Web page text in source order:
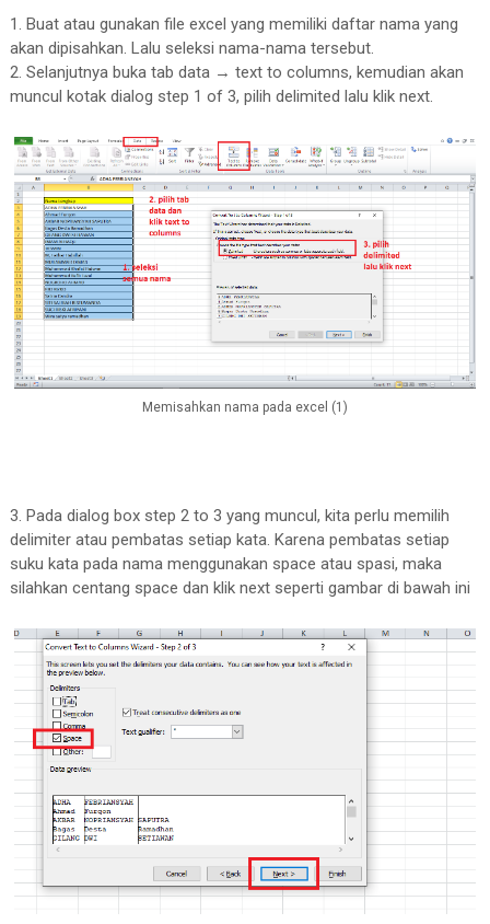
1. Buat atau gunakan file excel yang memiliki daftar nama yang
akan dipisahkan. Lalu seleksi nama-nama tersebut.
2. Selanjutnya buka tab data → text to columns, kemudian akan
muncul kotak dialog step 1 of 3, pilih delimited lalu klik next.
Memisahkan nama pada excel (1)
3. Pada dialog box step 2 to 3 yang muncul, kita perlu memilih
delimiter atau pembatas setiap kata. Karena pembatas setiap
suku kata pada nama menggunakan space atau spasi, maka
silahkan centang space dan klik next seperti gambar di bawah ini